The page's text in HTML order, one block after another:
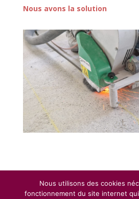
Nous avons la solution
Nous utilisons des cookies
fonctionnement du site internet